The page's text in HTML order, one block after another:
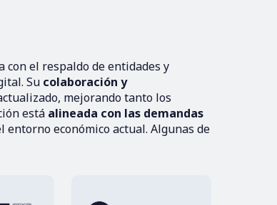
con el respaldo de entidades y
Su colaboración y
mejorando tanto los
está alineada con las demandas
económico actual. Algunas de